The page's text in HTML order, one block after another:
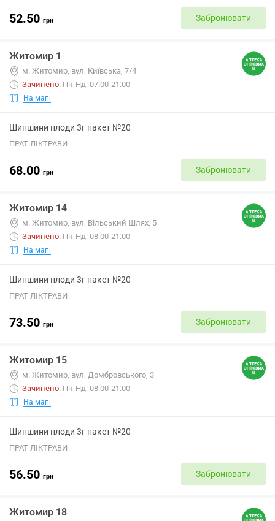
52.50 грн Забронювати
Житомир 1
м. Житомир, вул. Київська, 7/4
Зачинено. Пн-Нд: 07:00-21:00
На мапі
Шипшини плоди 3г пакет №20
ПРАТ ЛІКТРАВИ
68.00 грн Забронювати
Житомир 14
м. Житомир, вул. Вільський Шлях, 5
Зачинено. Пн-Нд: 08:00-21:00
На мапі
Шипшини плоди 3г пакет №20
ПРАТ ЛІКТРАВИ
73.50 грн Забронювати
Житомир 15
м. Житомир, вул. Домбровського, 3
Зачинено. Пн-Нд: 08:00-21:00
На мапі
Шипшини плоди 3г пакет №20
ПРАТ ЛІКТРАВИ
56.50 грн Забронювати
Житомир 18